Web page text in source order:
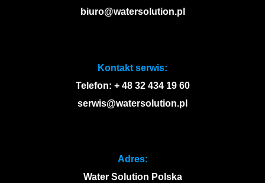
biuro@watersolution.pl
Kontakt serwis:
Telefon: + 48 32 434 19 60
serwis@watersolution.pl
Adres:
Water Solution Polska